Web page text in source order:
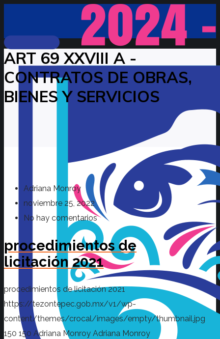
ART 69 XXVIII A -
CONTRATOS DE OBRAS,
BIENES Y SERVICIOS
Adriana Monroy
noviembre 25, 2022
No hay comentarios
procedimientos de
licitación 2021
procedimientos de licitación 2021
https://tezontepec.gob.mx/v1/wp-
content/themes/crocal/images/empty/thumbnail.jpg
150 150 Adriana Monroy Adriana Monroy